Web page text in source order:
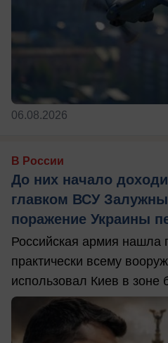
06.08.2026
В России
До них начало
главком ВСУ
поражение Украины
Российская армия нашла
практически всему
использовал Киев в зоне